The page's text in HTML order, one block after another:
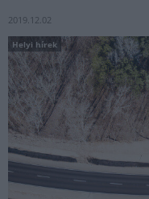
2019.12.02
Helyi hírek